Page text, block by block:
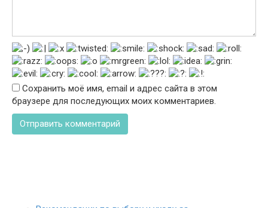
Сохранить моё имя, email и адрес сайта в этом
браузере для последующих моих комментариев.